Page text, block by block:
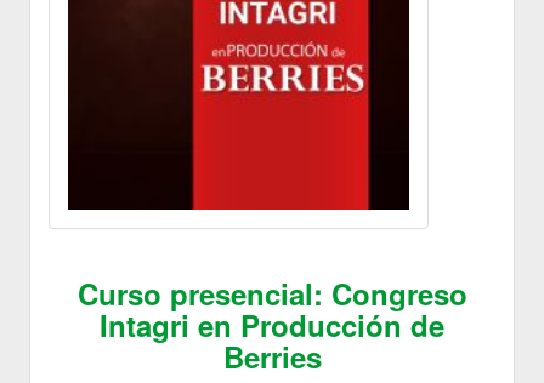
Curso presencial: Congreso
Intagri en Producción de
Berries